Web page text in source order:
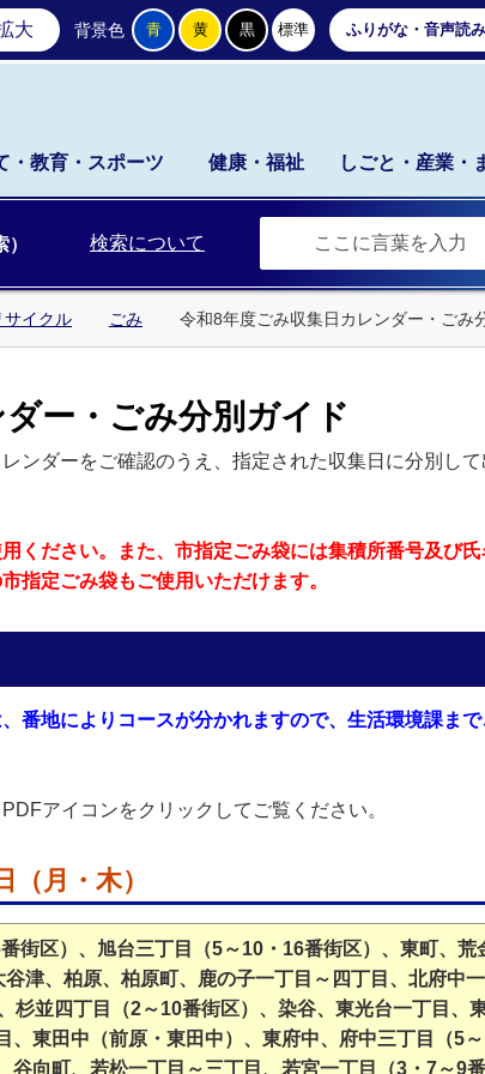
ームページ
大 背景色 青 黄 黒 標準 ふりがな・音声読
・教育・スポーツ 健康・福祉 しごと・産業・
検索について
サイクル ごみ 令和8年度ごみ収集日カレンダー・ごみ
ー・ごみ分別ガイド
ンダーをご確認のうえ、指定された収集日に分別して
ください。また、市指定ごみ袋には集積所番号及び
指定ごみ袋もご使用いただけます。
番地によりコースが分かれますので、生活環境課ま
アイコンをクリックしてご覧ください。
月・木）
街区）、旭台三丁目（5～10・16番街区）、東町、荒
津、柏原、柏原町、鹿の子一丁目～四丁目、北府中
杉並四丁目（2～10番街区）、染谷、東光台一丁目、
東田中（前原・東田中）、東府中、府中三丁目（5～
向町、若松一丁目～三丁目、若宮一丁目（3・7～9